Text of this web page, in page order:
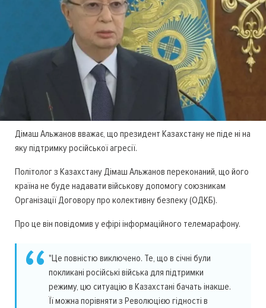
Дімаш Альжанов вважає, що президент Казахстану не піде ні на
яку підтримку російської агресії.
Політолог з Казахстану Дімаш Альжанов переконаний, що його
країна не буде надавати військову допомогу союзникам
Організації Договору про колективну безпеку (ОДКБ).
Про це він повідомив у ефірі інформаційного телемарафону.
"Це повністю виключено. Те, що в січні були
покликані російські війська для підтримки
режиму, цю ситуацію в Казахстані бачать інакше.
Її можна порівняти з Революцією гідності в